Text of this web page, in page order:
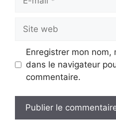
mail
web
Enregistrer mon
dans le navigateur
commentaire.